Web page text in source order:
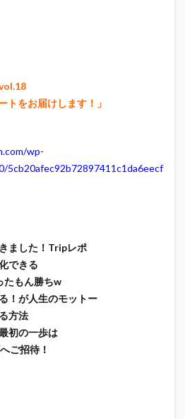
トをお届けします！」
wp-
5cb20afec92b72897411c1da6eecf
ました！Tripレポ
できる
たもん勝ちw
！が人生のモットー
方法
初の一歩は
ご招待！